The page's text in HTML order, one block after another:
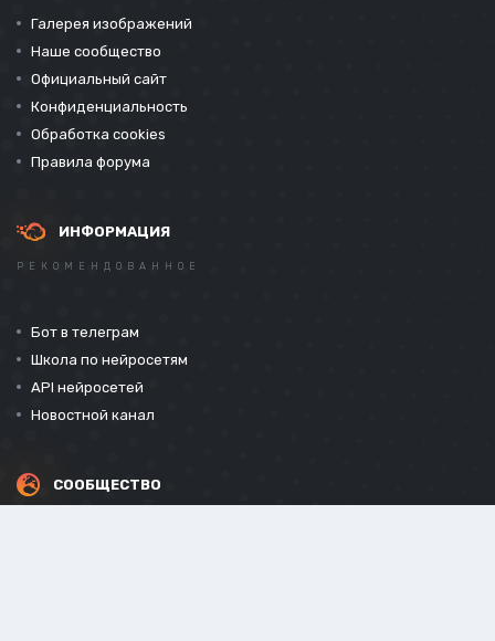
Галерея изображений
Наше сообщество
Официальный сайт
Конфиденциальность
Обработка cookies
Правила форума
ИНФОРМАЦИЯ
РЕКОМЕНДОВАННОЕ
Бот в телеграм
Школа по нейросетям
API нейросетей
Новостной канал
СООБЩЕСТВО